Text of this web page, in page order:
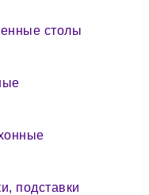
столы
подставки